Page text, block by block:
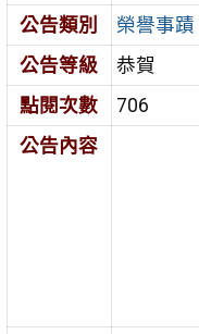
公告類別
榮譽事蹟
公告等級
恭賀
點閱次數
706
公告內容